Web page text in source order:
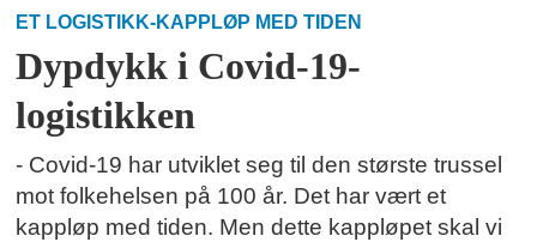
ET LOGISTIKK-KAPPLØP MED TIDEN
Dypdykk i Covid-19-
logistikken
- Covid-19 har utviklet seg til den største trussel
mot folkehelsen på 100 år. Det har vært et
kappløp med tiden. Men dette kappløpet skal vi